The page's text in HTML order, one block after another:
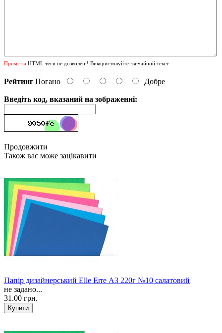
Примітка:HTML теги не дозволені! Використовуйте звичайний текст.
Рейтинг Погано Добре
Введіть код, вказаний на зображенні:
Продовжити
Також вас може зацікавити
Папір дизайнерський Elle Erre А3 220г №10 салатовий
не задано...
31.00 грн.